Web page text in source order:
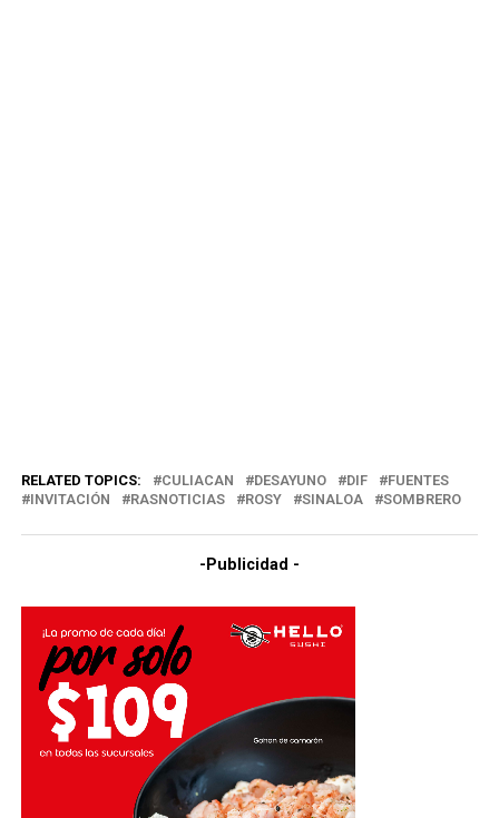
RELATED TOPICS: CULIACAN DESAYUNO DIF
FUENTES
INVITACIÓN
RASNOTICIAS ROSY SINALOA SOMBRERO
-Publicidad -